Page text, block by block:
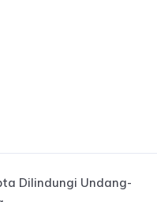
Dilindungi Undang-